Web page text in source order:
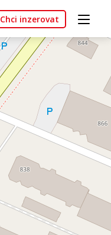
Chci inzerovat